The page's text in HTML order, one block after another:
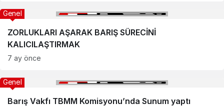
ZORLUKLARI AŞARAK BARIŞ SÜRECİNİ
KALICILAŞTIRMAK
Genel
7 ay önce
Barış Vakfı TBMM Komisyonu’nda Sunum yaptı
Genel